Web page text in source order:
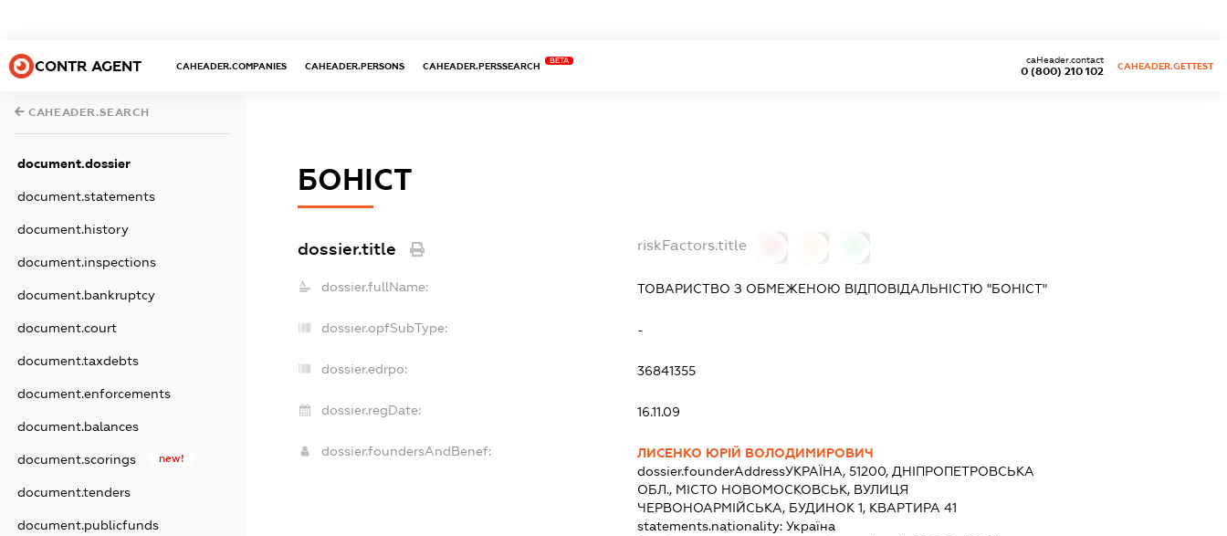
CONTR AGENT CAHEADER.COMPANIES CAHEADER.PERSONS CAHEADER.PERSSEARCH
BETA
0 (800) 210 102
caHeader.contact
CAHEADER.GETTEST
CAHEADER.SEARCH
document.dossier
document.statements
document.history
document.inspections
document.bankruptcy
document.court
document.taxdebts
document.enforcements
document.balances
document.scorings new!
document.tenders
document.publicfunds
БОНІСТ
dossier.title riskFactors.title
dossier.fullName: ТОВАРИСТВО З ОБМЕЖЕНОЮ ВІДПОВІДАЛЬНІСТЮ "БОНІСТ"
dossier.opfSubType: -
dossier.edrpo: 36841355
dossier.regDate: 16.11.09
dossier.foundersAndBenef:
ЛИСЕНКО ЮРІЙ ВОЛОДИМИРОВИЧ
dossier.founderAddressУКРАЇНА, 51200, ДНІПРОПЕТРОВСЬКА
ОБЛ., МІСТО НОВОМОСКОВСЬК, ВУЛИЦЯ
ЧЕРВОНОАРМІЙСЬКА, БУДИНОК 1, КВАРТИРА 41
statements.nationality: Україна